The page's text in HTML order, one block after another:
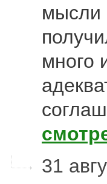
мысли
много
31